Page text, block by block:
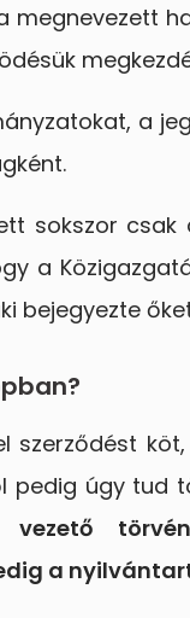
megnevezett
a
sokszor
a
bejegyezte
szerződést köt,
pedig úgy tud
a